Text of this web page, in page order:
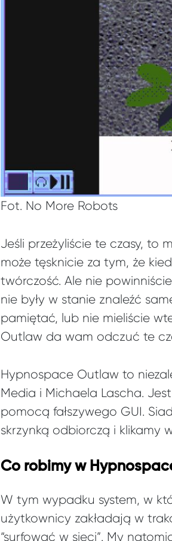
Fot. No More Robots
Jeśli przeżyliście te czasy, to
może tęsknicie za tym, że
twórczość. Ale nie
nie były w stanie znaleźć
pamiętać, lub nie mieliście
Outlaw da wam odczuć te
Hypnospace Outlaw to
Media i Michaela Lascha.
pomocą fałszywego GUI.
skrzynką odbiorczą i klikamy
Co robimy w
W tym wypadku system, w
użytkownicy zakładają w
“surfować w sieci”. My